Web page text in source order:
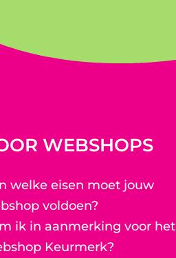
WEBSHOPS
welke eisen moet jouw
voldoen?
ik in aanmerking voor het
Keurmerk?